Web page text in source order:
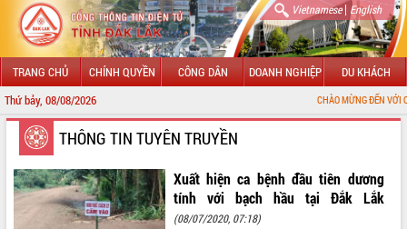
Vietnamese| English
TRANG CHỦ CHÍNH QUYỀN CÔNG DÂN DOANH NGHIỆP DU KHÁCH
Thứ bảy, 08/08/2026 CHÀO MỪNG ĐẾN VỚI CỔNG THÔNG
GIỚI THIỆU
LÃNH ĐẠO UBND TỈNH
TIN TỨC SỰ KIỆN
THÔNG TIN TUYÊN TRUYỀN
Xuất hiện ca bệnh đầu tiên dương
tính với bạch hầu tại Đắk Lắk
(08/07/2020, 07:18)